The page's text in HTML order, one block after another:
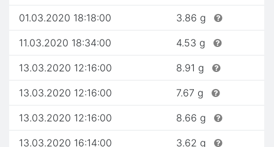
01.03.2020 18:18:00 3.86 g
11.03.2020 18:34:00 4.53 g
13.03.2020 12:16:00 8.91 g
13.03.2020 12:16:00 7.67 g
13.03.2020 12:16:00 8.66 g
13.03.2020 16:14:00 3.62 g